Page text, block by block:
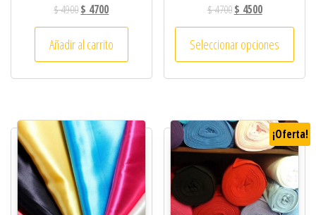
$4900$ 4700
Añadir al carrito
$4700 $ 4500
Seleccionar opciones
¡Oferta!